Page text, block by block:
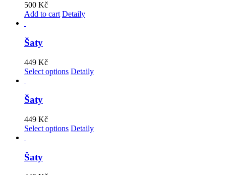
500 Kč
Add to cart Detaily
Šaty
449 Kč
Select options Detaily
Šaty
449 Kč
Select options Detaily
Šaty